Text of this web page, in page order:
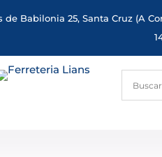
de Babilonia 25, Santa Cruz (A